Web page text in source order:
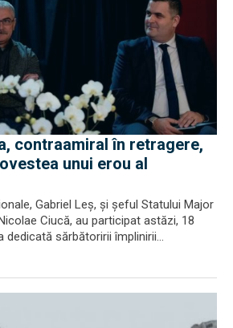
contraamiral în retragere,
unui erou al
Gabriel Leş, şi şeful Statului Major
Ciucă, au participat astăzi, 18
dedicată sărbătoririi împlinirii...